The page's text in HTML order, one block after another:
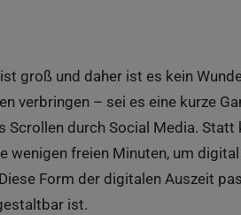
groß und daher ist es kein
verbringen – sei es eine kurze
Scrollen durch Social Media.
wenigen freien Minuten, um
Form der digitalen Auszeit
ist.